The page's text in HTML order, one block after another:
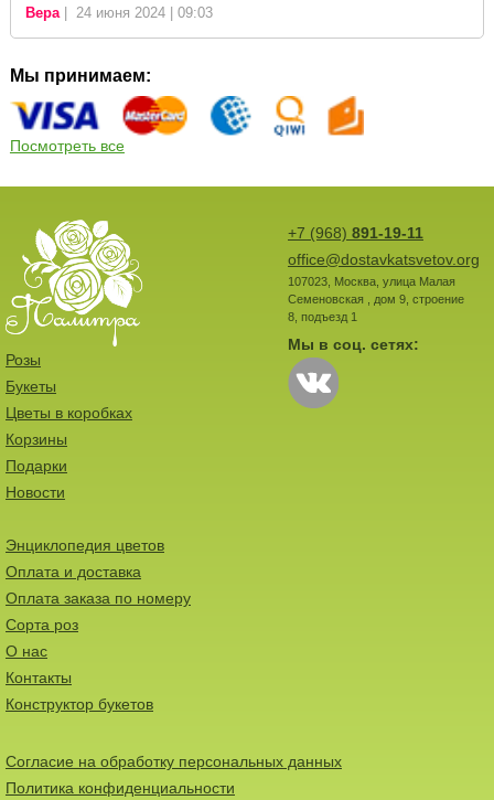
Вера| 24 июня 2024 | 09:03
Мы принимаем:
Посмотреть все
+7 (968) 891-19-11
office@dostavkatsvetov.org
107023, Москва, улица Малая
Семеновская , дом 9, строение
8, подъезд 1
Мы в соц. сетях:
Розы
Букеты
Цветы в коробках
Корзины
Подарки
Новости
Энциклопедия цветов
Оплата и доставка
Оплата заказа по номеру
Сорта роз
О нас
Контакты
Конструктор букетов
Согласие на обработку персональных данных
Политика конфиденциальности